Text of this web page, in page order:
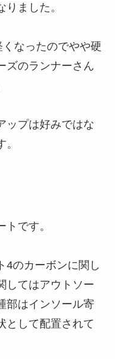
ました。
なったのでやや硬
ズのランナーさん
ップは好みではな
です。
4のカーボンに関し
してはアウトソー
部はインソール寄
として配置されて